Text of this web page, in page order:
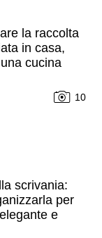
la raccolta
in casa,
cucina
10
scrivania:
per
e